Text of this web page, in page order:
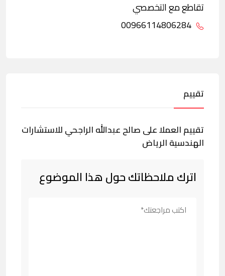
تقاطع مع التخصصي
تقييم
تقييم العملا على صالح عبدالله الراجحي للاستشارات
الهندسية الرياض
اترك ملاحظاتك حول هذا الموضوع